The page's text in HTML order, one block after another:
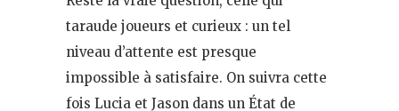
taraude joueurs et curieux : un tel
niveau d’attente est presque
impossible à satisfaire. On suivra cette
fois Lucia et Jason dans un État de